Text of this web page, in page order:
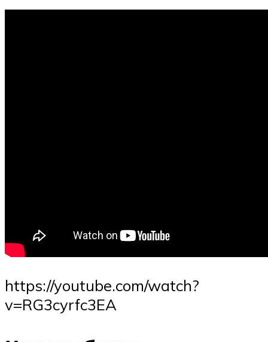
https://youtube.com/watch?
v=RG3cyrfc3EA